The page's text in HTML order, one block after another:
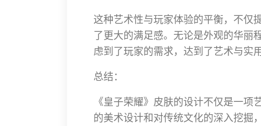
这种艺术性与玩家体验的平衡，不仅
了更大的满足感。无论是外观的华丽
虑到了玩家的需求，达到了艺术与实
总结：
《皇子荣耀》皮肤的设计不仅是一
的美术设计和对传统文化的深入挖掘